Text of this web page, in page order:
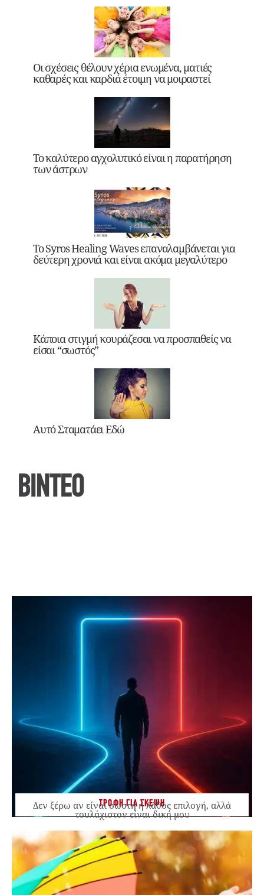
Οι σχέσεις θέλουν χέρια ενωμένα, ματιές
καθαρές και καρδιά έτοιμη να μοιραστεί
Το καλύτερο αγχολυτικό είναι η παρατήρηση
των άστρων
Το Syros Healing Waves επαναλαμβάνεται για
δεύτερη χρονιά και είναι ακόμα μεγαλύτερο
Κάποια στιγμή κουράζεσαι να προσπαθείς να
είσαι “σωστός”
Αυτό Σταματάει Εδώ
ΒΙΝΤΕΟ
ΤΡΟΦΗ ΓΙΑ ΣΚΕΨΗ
Δεν ξέρω αν είναι σωστή ή λάθος επιλογή, αλλά
τουλάχιστον είναι δική μου